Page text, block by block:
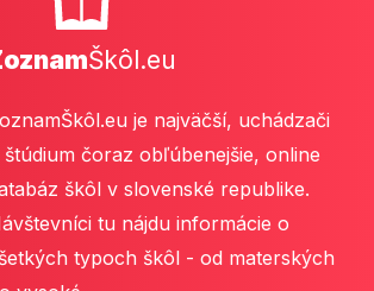
Škôl.eu
je najväčší, uchádzači
štúdium čoraz obľúbenejšie, online
škôl v slovenské republike.
tu nájdu informácie o
typoch škôl - od materských